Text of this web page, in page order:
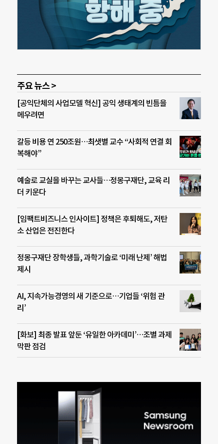
주요 뉴스 >
[공익단체의 사업모델 혁신] 공익 생태계의 빈틈을
메우려면
갈등 비용 연 250조원…최샛별 교수 “사회적 연결 회
복해야”
예술로 교실을 바꾸는 교사들…정몽구재단, 교육 리
더 키운다
[임팩트비즈니스 인사이트] 정책은 후퇴해도, 저탄
소 산업은 전진한다
정몽구재단 장학생들, 과학기술로 ‘미래 난제’ 해법
제시
AI, 지속가능경영의 새 기준으로…기업들 ‘위험 관
리’
[화보] 최종 발표 앞둔 ‘유일한 아카데미’…조별 과제
막판 점검